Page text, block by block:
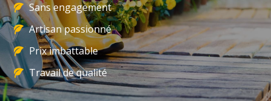
Sans engagement
Artisan passionné
Prix imbattable
Travail de qualité